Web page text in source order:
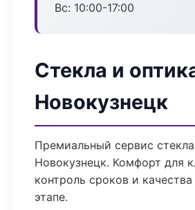
Вс: 10:00-17:00
Стекла и
Новокузнецк
Премиальный сервис
Новокузнецк. Комфорт для
контроль сроков и
этапе.